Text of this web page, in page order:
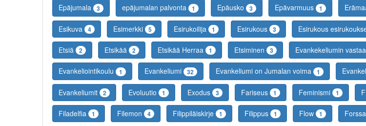
Epäjumala 3 epäjumalan palvonta 1 Epäusko 3 Epävarmuus 1
Esikuva 4 Esimerkki 5 Esirukoilija 1 Esirukous 3 Esirukous
Etsiä 2 Etsikää 2 Etsikää Herraa 1 Etsiminen 3 Evankekeliumin
Evankeliointikoulu 1 Evankeliumi 32 Evankeliumi on Jumalan voima 1
Evankeliumit 2 Evoluutio 1 Exodus 3 Fariseus 1 Feminismi 1
Filadelfia 1 Filemon 4 Filippiläiskirje 1 Filippus 1 Flow 1